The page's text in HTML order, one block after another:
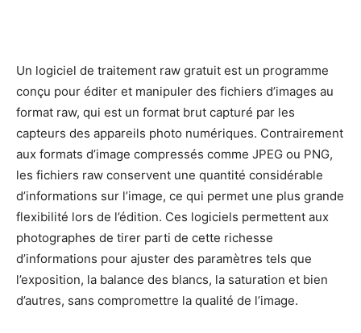
Un logiciel de traitement raw gratuit est un programme
conçu pour éditer et manipuler des fichiers d’images au
format raw, qui est un format brut capturé par les
capteurs des appareils photo numériques. Contrairement
aux formats d’image compressés comme JPEG ou PNG,
les fichiers raw conservent une quantité considérable
d’informations sur l’image, ce qui permet une plus grande
flexibilité lors de l’édition. Ces logiciels permettent aux
photographes de tirer parti de cette richesse
d’informations pour ajuster des paramètres tels que
l’exposition, la balance des blancs, la saturation et bien
d’autres, sans compromettre la qualité de l’image.